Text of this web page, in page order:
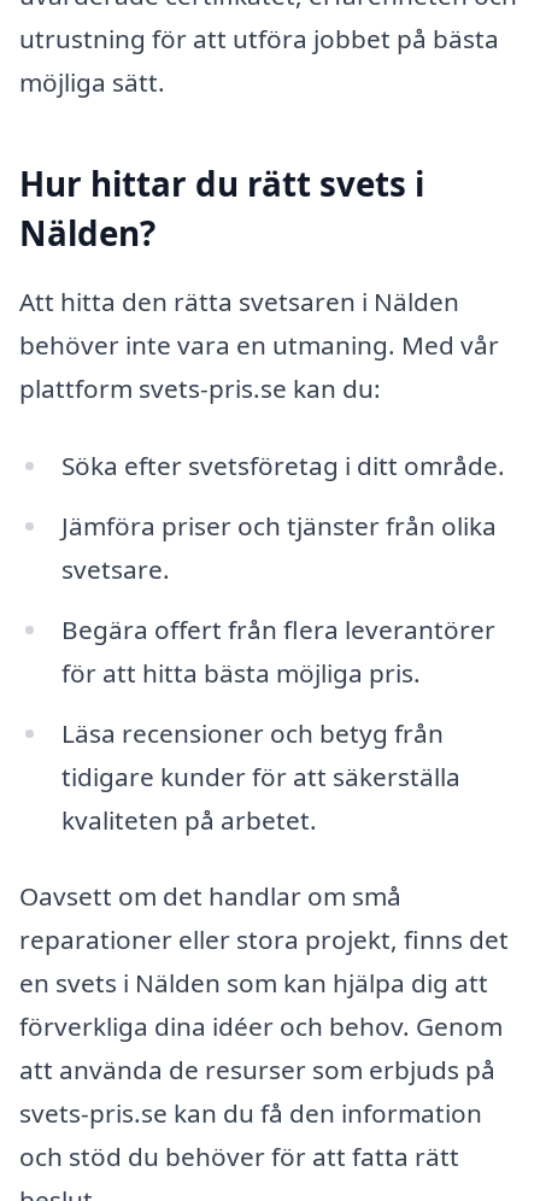
utrustning för att utföra jobbet på bästa
möjliga sätt.
Hur hittar du rätt svets i
Nälden?
Att hitta den rätta svetsaren i Nälden
behöver inte vara en utmaning. Med vår
plattform svets-pris.se kan du:
Söka efter svetsföretag i ditt område.
Jämföra priser och tjänster från olika
svetsare.
Begära offert från flera leverantörer
för att hitta bästa möjliga pris.
Läsa recensioner och betyg från
tidigare kunder för att säkerställa
kvaliteten på arbetet.
Oavsett om det handlar om små
reparationer eller stora projekt, finns det
en svets i Nälden som kan hjälpa dig att
förverkliga dina idéer och behov. Genom
att använda de resurser som erbjuds på
svets-pris.se kan du få den information
och stöd du behöver för att fatta rätt